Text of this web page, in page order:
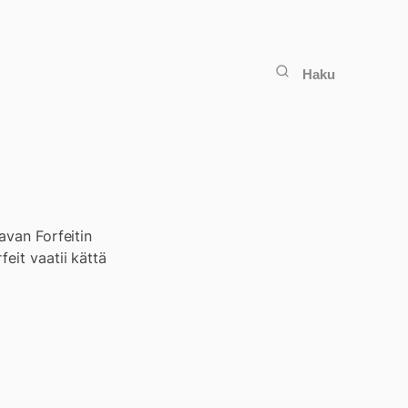
Haku
Forfeitin
vaatii kättä